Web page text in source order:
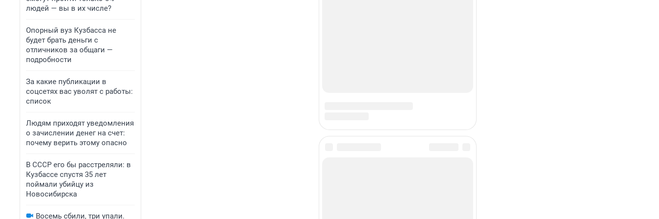
людей — вы в их числе?
Опорный вуз Кузбасса не
будет брать деньги с
отличников за общаги —
подробности
За какие публикации в
соцсетях вас уволят с работы:
список
Людям приходят уведомления
о зачислении денег на счет:
почему верить этому опасно
В СССР его бы расстреляли: в
Кузбассе спустя 35 лет
поймали убийцу из
Новосибирска
Восемь сбили, три упали.